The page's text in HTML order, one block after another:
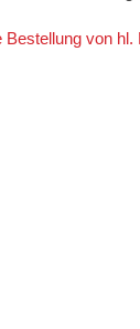
Bestellung von hl.